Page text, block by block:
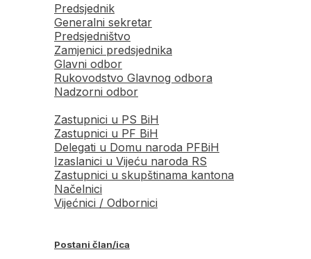
Predsjednik
Generalni sekretar
Predsjedništvo
Zamjenici predsjednika
Glavni odbor
Rukovodstvo Glavnog odbora
Nadzorni odbor
Zastupnici u PS BiH
Zastupnici u PF BiH
Delegati u Domu naroda PFBiH
Izaslanici u Vijeću naroda RS
Zastupnici u skupštinama kantona
Načelnici
Vijećnici / Odbornici
Postani član/ica